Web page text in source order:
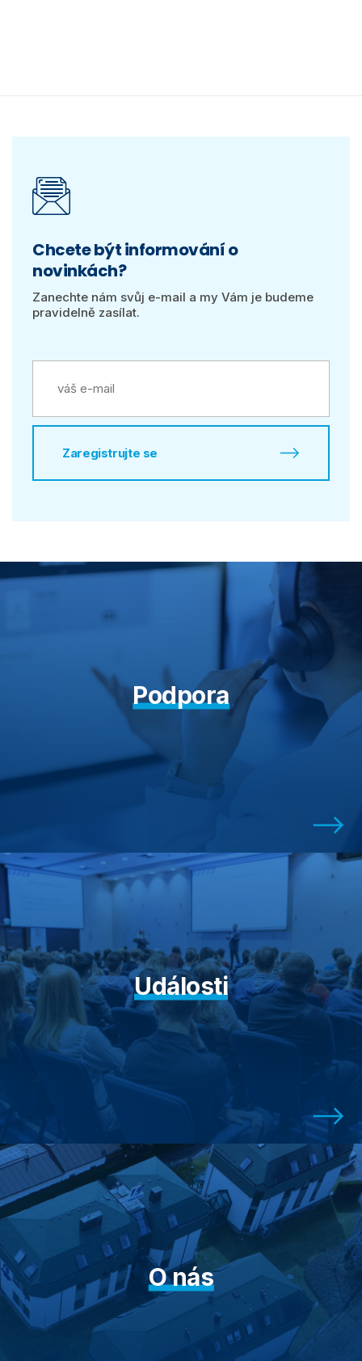
Chcete být informování o
novinkách?
Zanechte nám svůj e-mail a my Vám je budeme
pravidelně zasílat.
Zaregistrujte se
Podpora
Události
O nás